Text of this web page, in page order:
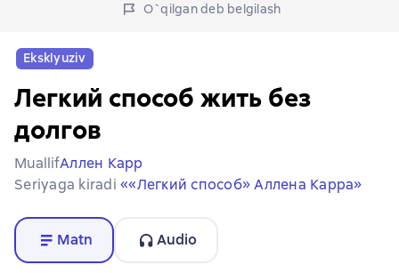
O`qilgan deb belgilash
Eksklyuziv
Легкий способ жить без
долгов
MuallifАллен Карр
Seriyaga kiradi ««Легкий способ» Аллена Карра»
Matn Audio